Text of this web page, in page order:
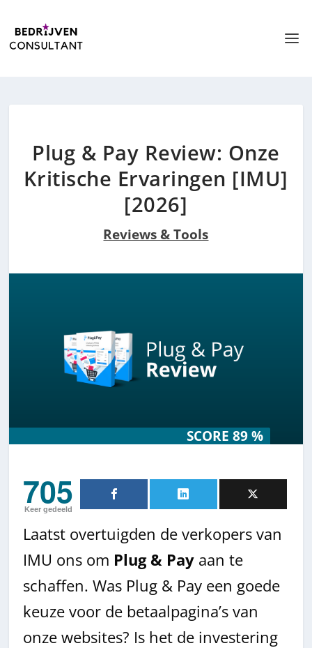
Plug & Pay Review: Onze
Kritische Ervaringen [IMU]
[2026]
Reviews & Tools
SCORE 89 %
SCORE 89 %
705
Keer gedeeld
Laatst overtuigden de verkopers van
IMU ons om Plug & Pay aan te
schaffen. Was Plug & Pay een goede
keuze voor de betaalpagina’s van
onze websites? Is het de investering